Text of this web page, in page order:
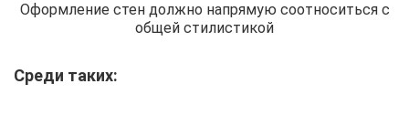
Оформление стен должно напрямую соотноситься с
общей стилистикой
Среди таких: